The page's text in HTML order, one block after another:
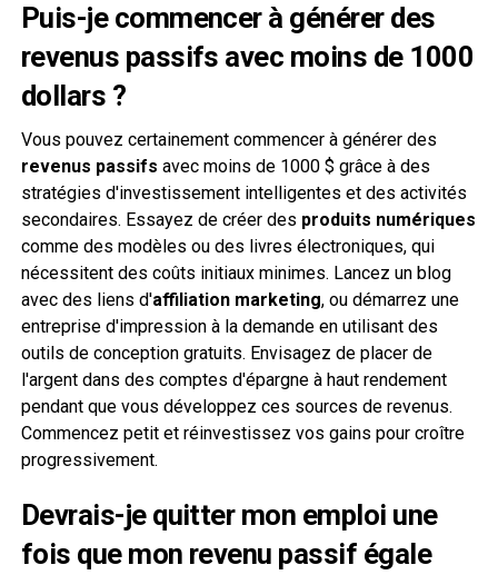
Puis-je commencer à générer des
revenus passifs avec moins de 1000
dollars ?
Vous pouvez certainement commencer à générer des
revenus passifs avec moins de 1000 $ grâce à des
stratégies d'investissement intelligentes et des activités
secondaires. Essayez de créer des produits numériques
comme des modèles ou des livres électroniques, qui
nécessitent des coûts initiaux minimes. Lancez un blog
avec des liens d'affiliation marketing, ou démarrez une
entreprise d'impression à la demande en utilisant des
outils de conception gratuits. Envisagez de placer de
l'argent dans des comptes d'épargne à haut rendement
pendant que vous développez ces sources de revenus.
Commencez petit et réinvestissez vos gains pour croître
progressivement.
Devrais-je quitter mon emploi une
fois que mon revenu passif égale